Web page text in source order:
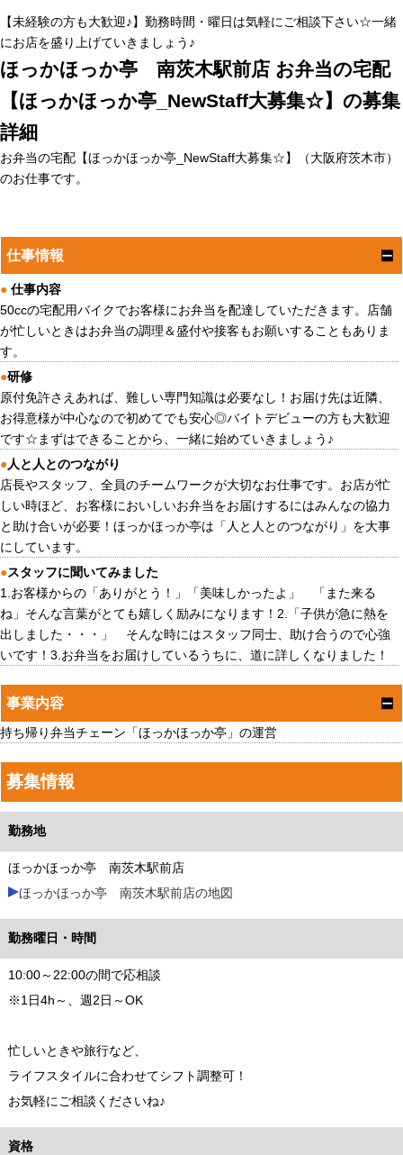
【未経験の方も大歓迎♪】勤務時間・曜日は気軽にご相談下さい☆一緒
にお店を盛り上げていきましょう♪
ほっかほっか亭 南茨木駅前店 お弁当の宅配
【ほっかほっか亭_NewStaff大募集☆】の募集
詳細
お弁当の宅配【ほっかほっか亭_NewStaff大募集☆】（大阪府茨木市）
のお仕事です。
仕事情報
● 仕事内容
50ccの宅配用バイクでお客様にお弁当を配達していただきます。店舗
が忙しいときはお弁当の調理＆盛付や接客もお願いすることもありま
す。
●研修
原付免許さえあれば、難しい専門知識は必要なし！お届け先は近隣、
お得意様が中心なので初めてでも安心◎バイトデビューの方も大歓迎
です☆まずはできることから、一緒に始めていきましょう♪
●人と人とのつながり
店長やスタッフ、全員のチームワークが大切なお仕事です。お店が忙
しい時ほど、お客様においしいお弁当をお届けするにはみんなの協力
と助け合いが必要！ほっかほっか亭は「人と人とのつながり」を大事
にしています。
●スタッフに聞いてみました
1.お客様からの「ありがとう！」「美味しかったよ」 「また来る
ね」そんな言葉がとても嬉しく励みになります！2.「子供が急に熱を
出しました・・・」 そんな時にはスタッフ同士、助け合うので心強
いです！3.お弁当をお届けしているうちに、道に詳しくなりました！
事業内容
持ち帰り弁当チェーン「ほっかほっか亭」の運営
募集情報
勤務地
ほっかほっか亭 南茨木駅前店
ほっかほっか亭 南茨木駅前店の地図
勤務曜日・時間
10:00～22:00の間で応相談
※1日4h～、週2日～OK
忙しいときや旅行など、
ライフスタイルに合わせてシフト調整可！
お気軽にご相談くださいね♪
資格